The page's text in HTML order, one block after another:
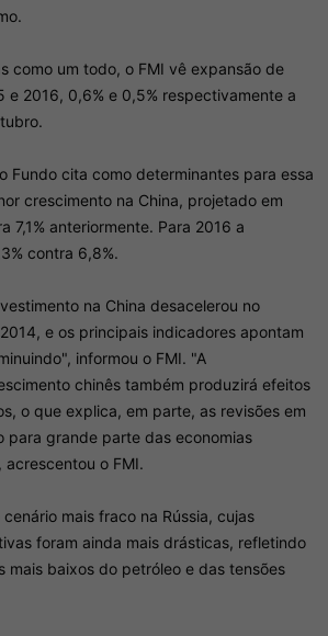
como um todo, o FMI vê expansão de
e 2016, 0,6% e 0,5% respectivamente a
Fundo cita como determinantes para essa
crescimento na China, projetado em
7,1% anteriormente. Para 2016 a
contra 6,8%.
na China desacelerou no
e os principais indicadores apontam
informou o FMI. "A
chinês também produzirá efeitos
o que explica, em parte, as revisões em
para grande parte das economias
acrescentou o FMI.
mais fraco na Rússia, cujas
foram ainda mais drásticas, refletindo
mais baixos do petróleo e das tensões